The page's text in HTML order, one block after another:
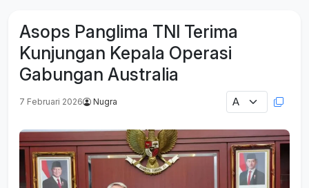
Asops Panglima TNI Terima
Kunjungan Kepala Operasi
Gabungan Australia
7 Februari 2026 Nugra